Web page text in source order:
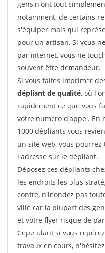
gens n'ont tout
notamment, de certains
s'équiper mais qui
pour un artisan. Si vous
par internet, vous ne
souvent être demandeur.
Si vous faites imprimer
dépliant de qualité, où
rapidement ce que vous
votre numéro d'appel. En
1000 dépliants vous
un site web, vous
l'adresse sur le dépliant.
Déposez ces dépliants
les endroits les plus
contre, n'inondez pas
ville car la plupart des
et votre flyer risque de
Cependant si vous
travaux en cours,